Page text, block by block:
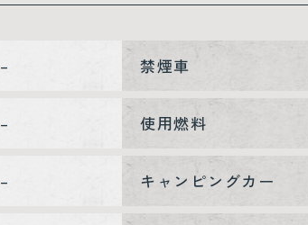
–
–
–
禁煙車
使用燃料
キャンピングカー